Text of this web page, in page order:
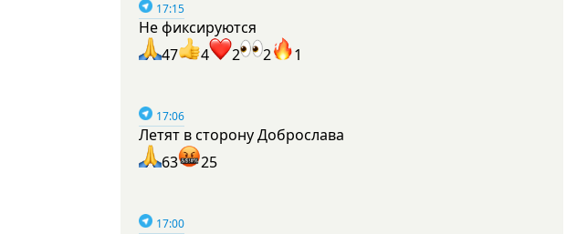
17:15
Не фиксируются
47
4 2 2 1
17:06
Летят в сторону Доброслава
63
25
17:00